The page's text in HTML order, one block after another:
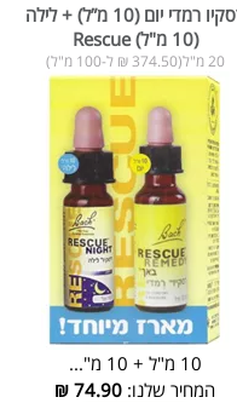
רסקיו רמדי יום (10 מ”ל) + לילה
(10 מ"ל) Rescue
20 מ"ל(374.50 ₪ ל-100 מ"ל)
10 מ"ל + 10 מ"...
המחיר שלנו: 74.90
₪